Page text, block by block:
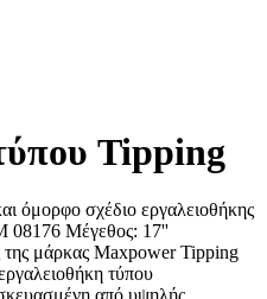
Tipping
όμορφο σχέδιο εργαλειοθήκης
08176 Μέγεθος: 17''
μάρκας Maxpower Tipping
τύπου